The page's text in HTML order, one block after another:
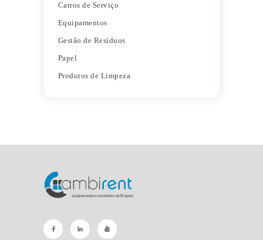
Carros de Serviço
Equipamentos
Gestão de Resíduos
Papel
Produtos de Limpeza